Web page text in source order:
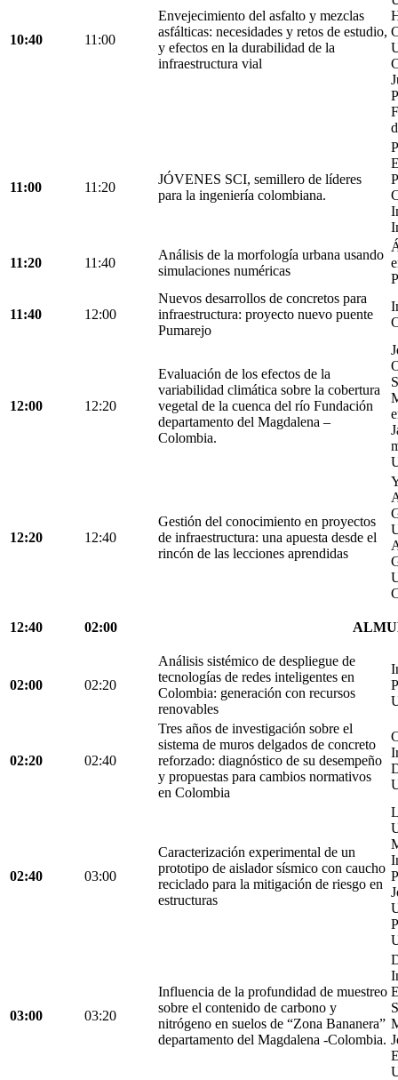
10:40 11:00
Envejecimiento del asfalto y mezclas
asfálticas: necesidades y retos de estudio,
y efectos en la durabilidad de la
infraestructura vial
11:00 11:20
JÓVENES SCI, semillero de líderes
para la ingeniería colombiana.
11:20 11:40
Análisis de la morfología urbana usando
simulaciones numéricas
11:40 12:00
Nuevos desarrollos de concretos para
infraestructura: proyecto nuevo puente
Pumarejo
12:00 12:20
Evaluación de los efectos de la
variabilidad climática sobre la cobertura
vegetal de la cuenca del río Fundación
departamento del Magdalena –
Colombia.
12:20 12:40
Gestión del conocimiento en proyectos
de infraestructura: una apuesta desde el
rincón de las lecciones aprendidas
12:40 02:00
02:00 02:20
Análisis sistémico de despliegue de
tecnologías de redes inteligentes en
Colombia: generación con recursos
renovables
02:20 02:40
Tres años de investigación sobre el
sistema de muros delgados de concreto
reforzado: diagnóstico de su desempeño
y propuestas para cambios normativos
en Colombia
02:40 03:00
Caracterización experimental de un
prototipo de aislador sísmico con caucho
reciclado para la mitigación de riesgo en
estructuras
03:00 03:20
Influencia de la profundidad de muestreo
sobre el contenido de carbono y
nitrógeno en suelos de “Zona Bananera”
departamento del Magdalena -Colombia.